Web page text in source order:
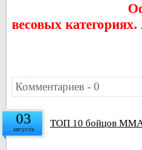
весовых категориях.
Комментариев - 0
03
августа ТОП 10 бойцов ММА